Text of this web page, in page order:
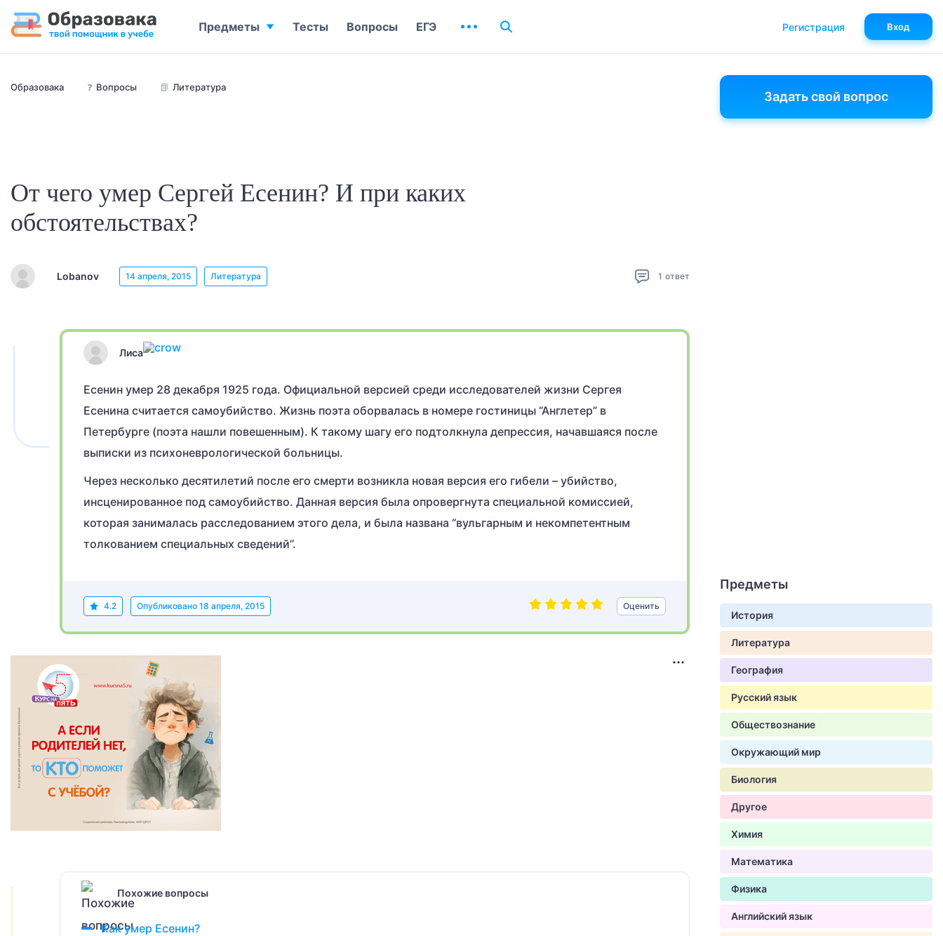
Образовака ❓ Вопросы 📗 Литература
От чего умер Сергей Есенин? И при каких
обстоятельствах?
Lobanov 14 апреля, 2015 Литература 1 ответ
Лиса
Есенин умер 28 декабря 1925 года. Официальной версией среди исследователей жизни Сергея
Есенина считается самоубийство. Жизнь поэта оборвалась в номере гостиницы “Англетер” в
Петербурге (поэта нашли повешенным). К такому шагу его подтолкнула депрессия, начавшаяся после
выписки из психоневрологической больницы.
Через несколько десятилетий после его смерти возникла новая версия его гибели – убийство,
инсценированное под самоубийство. Данная версия была опровергнута специальной комиссией,
которая занималась расследованием этого дела, и была названа “вульгарным и некомпетентным
толкованием специальных сведений”.
4.2 Опубликовано 18 апреля, 2015 Оценить
Похожие вопросы
Как умер Есенин?
Задать свой вопрос
Предметы
История
Литература
География
Русский язык
Обществознание
Окружающий мир
Биология
Другое
Химия
Математика
Физика
Английский язык
Предметы Тесты Вопросы ЕГЭ Регистрация Вход